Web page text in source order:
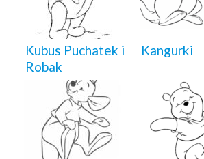
Kubus Puchatek i
Robak
Kangurki